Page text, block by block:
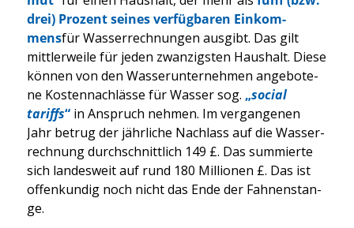
drei) Pro­zent sei­nes ver­füg­ba­ren Ein­kom­
mensfür Was­ser­rech­nun­gen aus­gibt. Das gilt
mitt­ler­wei­le für jeden zwan­zigs­ten Haus­halt. Die­se
kön­nen von den Was­ser­un­ter­neh­men ange­bo­te­
ne Kos­ten­nach­läs­se für Was­ser sog. „social
tariffs“in Anspruch neh­men. Im ver­gan­ge­nen
Jahr betrug der jähr­li­che Nach­lass auf die Was­ser­
rech­nung durch­schnitt­lich 149 £. Das sum­mier­te
sich lan­des­weit auf rund 180 Mil­lio­nen £. Das ist
offen­kun­dig noch nicht das Ende der Fah­nen­stan­
ge.